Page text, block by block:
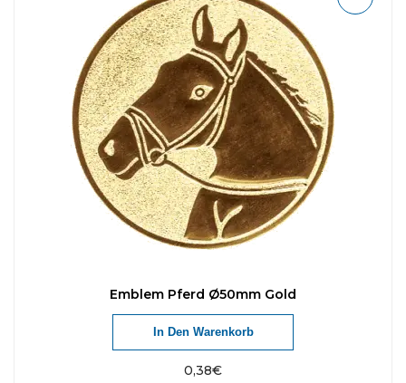
Emblem Pferd Ø50mm Gold
0,38€
In Den Warenkorb